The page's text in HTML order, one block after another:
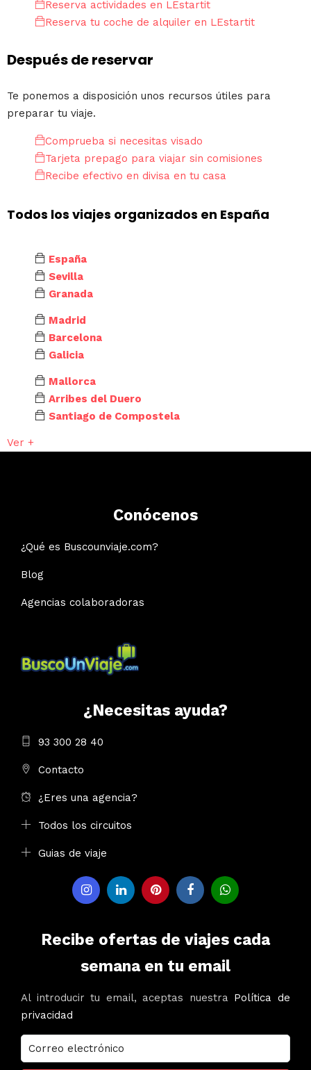
Reserva actividades en LEstartit
Reserva tu coche de alquiler en LEstartit
Después de reservar
Te ponemos a disposición unos recursos útiles para
preparar tu viaje.
Comprueba si necesitas visado
Tarjeta prepago para viajar sin comisiones
Recibe efectivo en divisa en tu casa
Todos los viajes organizados en España
España
Sevilla
Granada
Madrid
Barcelona
Galicia
Mallorca
Arribes del Duero
Santiago de Compostela
Ver +
Conócenos
¿Qué es Buscounviaje.com?
Blog
Agencias colaboradoras
¿Necesitas ayuda?
93 300 28 40
Contacto
¿Eres una agencia?
Todos los circuitos
Guias de viaje
Recibe ofertas de viajes cada
semana en tu email
Al introducir tu email, aceptas nuestra Política de
privacidad